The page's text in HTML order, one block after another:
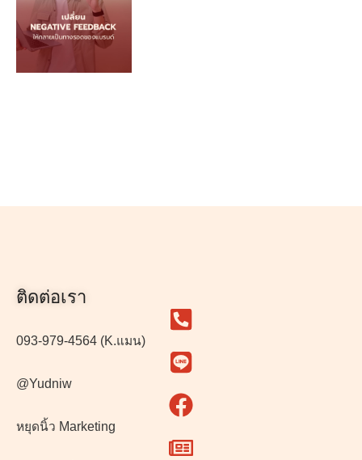
ติดต่อเรา
093-979-4564 (K.แมน)
@Yudniw
หยุดนิ้ว Marketing